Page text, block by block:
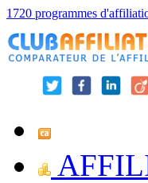
1720 programmes